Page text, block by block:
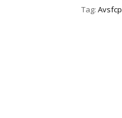
Tag: Avsfcp